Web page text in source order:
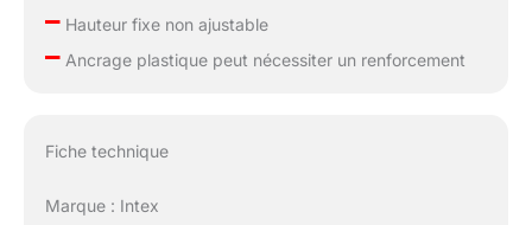
–Hauteur fixe non ajustable
–Ancrage plastique peut nécessiter un renforcement
Fiche technique
Marque : Intex